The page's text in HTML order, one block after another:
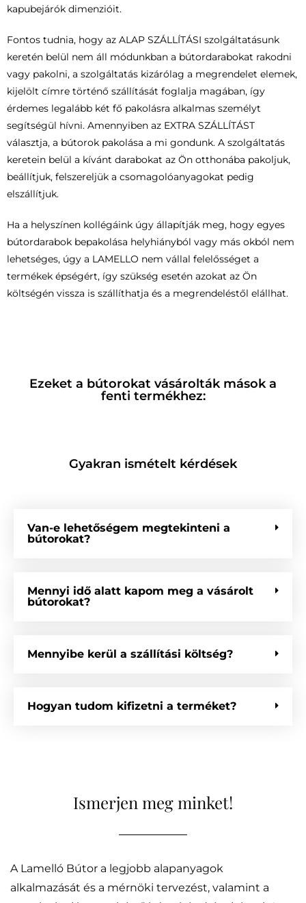
kapubejárók dimenzióit.
Fontos tudnia, hogy az ALAP SZÁLLÍTÁSI szolgáltatásunk
keretén belül nem áll módunkban a bútordarabokat rakodni
vagy pakolni, a szolgáltatás kizárólag a megrendelet elemek,
kijelölt címre történő szállítását foglalja magában, így
érdemes legalább két fő pakolásra alkalmas személyt
segítségül hívni. Amennyiben az EXTRA SZÁLLÍTÁST
választja, a bútorok pakolása a mi gondunk. A szolgáltatás
keretein belül a kívánt darabokat az Ön otthonába pakoljuk,
beállítjuk, felszereljük a csomagolóanyagokat pedig
elszállítjuk.
Ha a helyszínen kollégáink úgy állapítják meg, hogy egyes
bútordarabok bepakolása helyhiányból vagy más okból nem
lehetséges, úgy a LAMELLO nem vállal felelősséget a
termékek épségért, így szükség esetén azokat az Ön
költségén vissza is szállíthatja és a megrendeléstől elállhat.
Ezeket a bútorokat vásárolták mások a
fenti termékhez:
Gyakran ismételt kérdések
Van-e lehetőségem megtekinteni a
bútorokat?
Mennyi idő alatt kapom meg a vásárolt
bútorokat?
Mennyibe kerül a szállítási költség?
Hogyan tudom kifizetni a terméket?
Ismerjen meg minket!
A Lamelló Bútor a legjobb alapanyagok
alkalmazását és a mérnöki tervezést, valamint a